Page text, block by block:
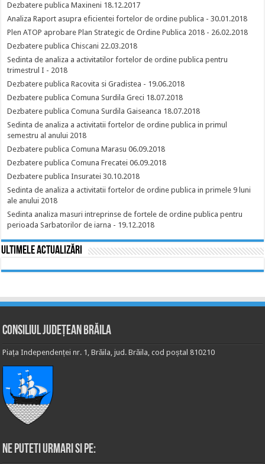
Dezbatere publica Maxineni 18.12.2017
Analiza Raport asupra eficientei fortelor de ordine publica - 30.01.2018
Plen ATOP aprobare Plan Strategic de Ordine Publica 2018 - 26.02.2018
Dezbatere publica Chiscani 22.03.2018
Sedinta de analiza a activitatilor fortelor de ordine publica pentru
trimestrul I - 2018
Dezbatere publica Racovita si Gradistea - 19.06.2018
Dezbatere publica Comuna Surdila Greci 18.07.2018
Dezbatere publica Comuna Surdila Gaiseanca 18.07.2018
Sedinta de analiza a activitatii fortelor de ordine publica in primul
semestru al anului 2018
Dezbatere publica Comuna Marasu 06.09.2018
Dezbatere publica Comuna Frecatei 06.09.2018
Dezbatere publica Insuratei 30.10.2018
Sedinta de analiza a activitatii fortelor de ordine publica in primele 9 luni
ale anului 2018
Sedinta analiza masuri intreprinse de fortele de ordine publica pentru
perioada Sarbatorilor de iarna - 19.12.2018
Ultimele actualizări
Consiliul Județean Brăila
Piața Independenței nr. 1, Brăila, jud. Brăila, cod poștal 810210
Ne puteti urmari si pe: